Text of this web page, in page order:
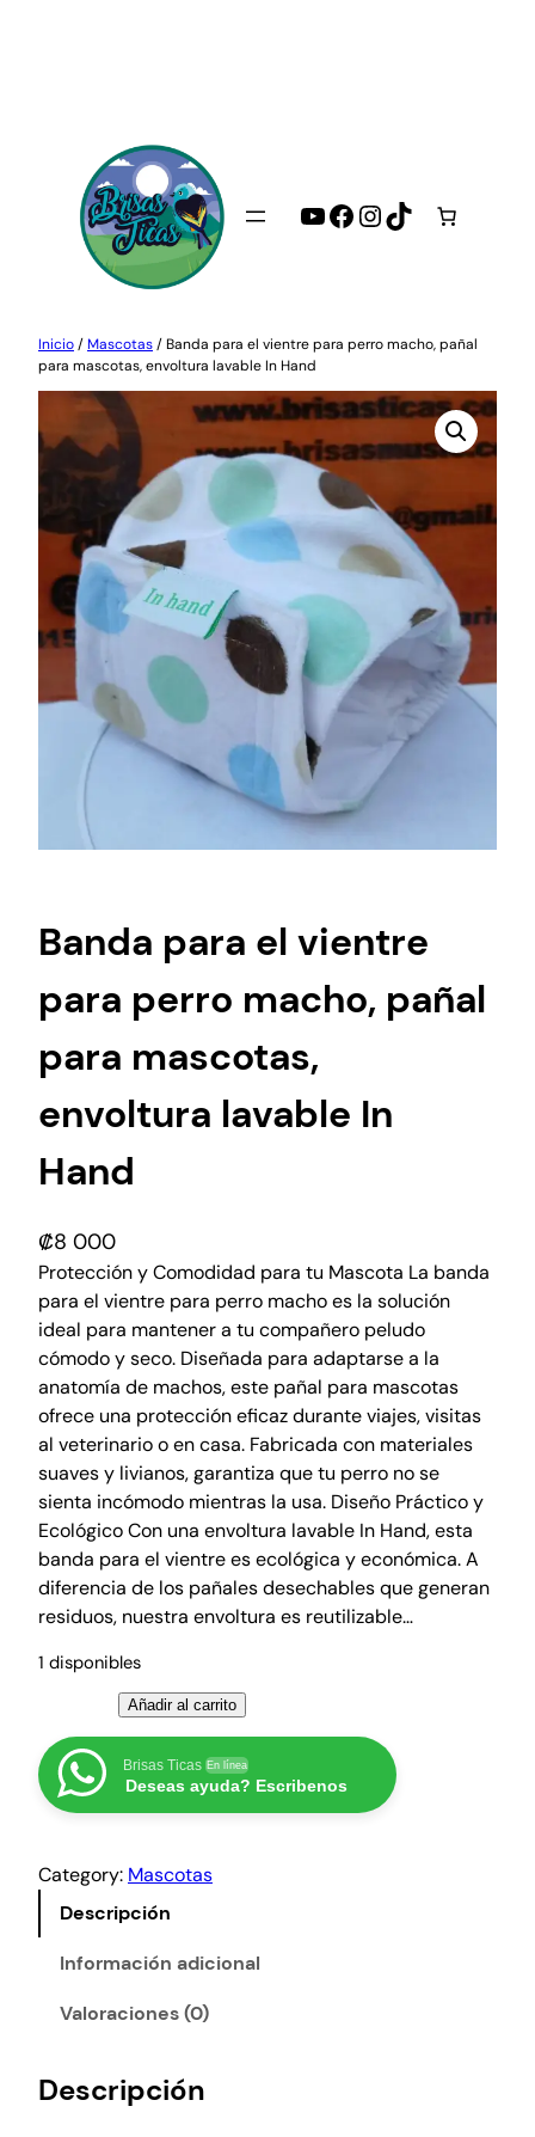
contenido
YouTube
Facebook
Instagram
TikTok
Inicio/Mascotas/ Banda para el vientre para perro macho, pañal
para mascotas, envoltura lavable In Hand
Banda para el vientre
para perro macho, pañal
para mascotas,
envoltura lavable In
Hand
₡8 000
Protección y Comodidad para tu Mascota La banda
para el vientre para perro macho es la solución
ideal para mantener a tu compañero peludo
cómodo y seco. Diseñada para adaptarse a la
anatomía de machos, este pañal para mascotas
ofrece una protección eficaz durante viajes, visitas
al veterinario o en casa. Fabricada con materiales
suaves y livianos, garantiza que tu perro no se
sienta incómodo mientras la usa. Diseño Práctico y
Ecológico Con una envoltura lavable In Hand, esta
banda para el vientre es ecológica y económica. A
diferencia de los pañales desechables que generan
residuos, nuestra envoltura es reutilizable…
1 disponibles
n
d
a
a
e
n
Añadir al carrito
Brisas Ticas En línea
Deseas ayuda? Escribenos
Category: Mascotas
Descripción
Información adicional
Valoraciones (0)
Descripción